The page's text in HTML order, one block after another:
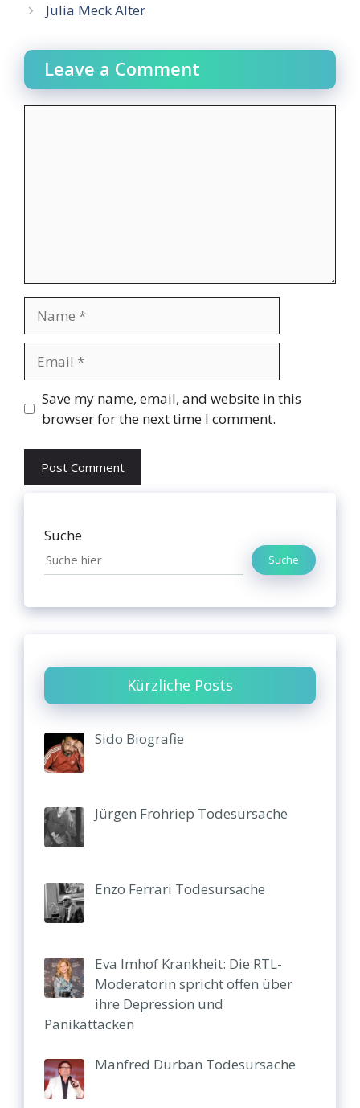
Julia Meck Alter
Leave a Comment
Website
Save my name, email, and website in this
browser for the next time I comment.
Suche
Suche
Kürzliche Posts
Sido Biografie
Jürgen Frohriep Todesursache
Enzo Ferrari Todesursache
Eva Imhof Krankheit: Die RTL-
Moderatorin spricht offen über
ihre Depression und
Panikattacken
Manfred Durban Todesursache